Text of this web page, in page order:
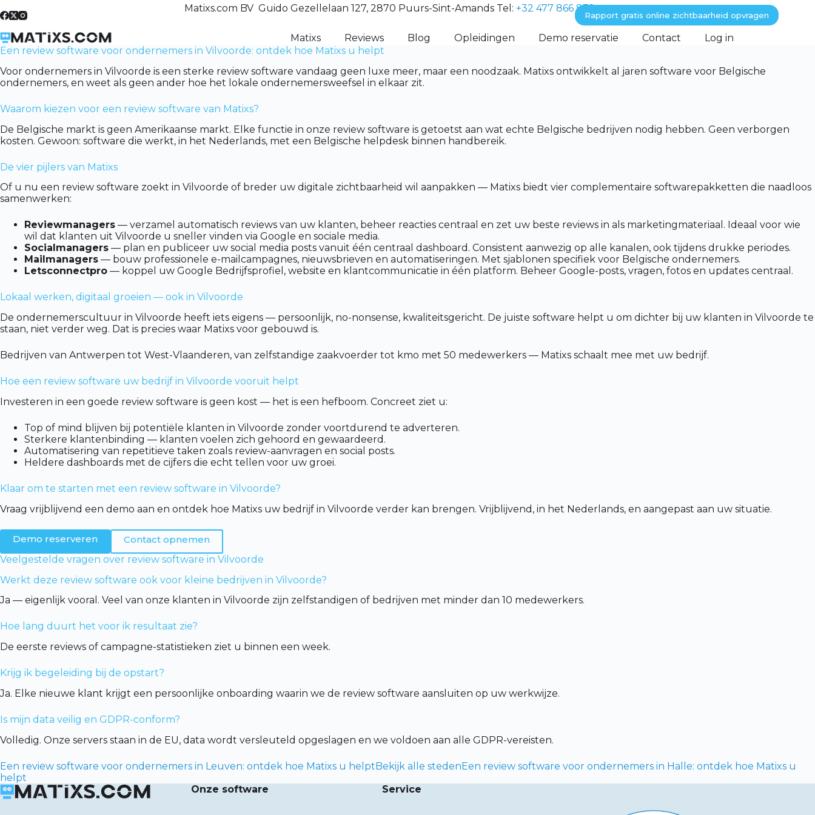
to
Matixs.com BV Guido Gezellelaan 127, 2870 Puurs-Sint-Amands Tel: +32 477 866 872
Rapport gratis online zichtbaarheid opvragen
Matixs Reviews Blog Opleidingen Demo reservatie Contact
Log in
Een review software voor ondernemers in Vilvoorde: ontdek hoe Matixs u helpt
Voor ondernemers in Vilvoorde is een sterke review software vandaag geen luxe meer, maar een noodzaak. Matixs ontwikkelt al jaren software voor Belgische
ondernemers, en weet als geen ander hoe het lokale ondernemersweefsel in elkaar zit.
Waarom kiezen voor een review software van Matixs?
De Belgische markt is geen Amerikaanse markt. Elke functie in onze review software is getoetst aan wat echte Belgische bedrijven nodig hebben. Geen verborgen
kosten. Gewoon: software die werkt, in het Nederlands, met een Belgische helpdesk binnen handbereik.
De vier pijlers van Matixs
Of u nu een review software zoekt in Vilvoorde of breder uw digitale zichtbaarheid wil aanpakken — Matixs biedt vier complementaire softwarepakketten die naadloos
samenwerken:
Reviewmanagers — verzamel automatisch reviews van uw klanten, beheer reacties centraal en zet uw beste reviews in als marketingmateriaal. Ideaal voor wie
wil dat klanten uit Vilvoorde u sneller vinden via Google en sociale media.
Socialmanagers — plan en publiceer uw social media posts vanuit één centraal dashboard. Consistent aanwezig op alle kanalen, ook tijdens drukke periodes.
Mailmanagers — bouw professionele e-mailcampagnes, nieuwsbrieven en automatiseringen. Met sjablonen specifiek voor Belgische ondernemers.
Letsconnectpro — koppel uw Google Bedrijfsprofiel, website en klantcommunicatie in één platform. Beheer Google-posts, vragen, fotos en updates centraal.
Lokaal werken, digitaal groeien — ook in Vilvoorde
De ondernemerscultuur in Vilvoorde heeft iets eigens — persoonlijk, no-nonsense, kwaliteitsgericht. De juiste software helpt u om dichter bij uw klanten in Vilvoorde te
staan, niet verder weg. Dat is precies waar Matixs voor gebouwd is.
Bedrijven van Antwerpen tot West-Vlaanderen, van zelfstandige zaakvoerder tot kmo met 50 medewerkers — Matixs schaalt mee met uw bedrijf.
Hoe een review software uw bedrijf in Vilvoorde vooruit helpt
Investeren in een goede review software is geen kost — het is een hefboom. Concreet ziet u:
Top of mind blijven bij potentiële klanten in Vilvoorde zonder voortdurend te adverteren.
Sterkere klantenbinding — klanten voelen zich gehoord en gewaardeerd.
Automatisering van repetitieve taken zoals review-aanvragen en social posts.
Heldere dashboards met de cijfers die echt tellen voor uw groei.
Klaar om te starten met een review software in Vilvoorde?
Vraag vrijblijvend een demo aan en ontdek hoe Matixs uw bedrijf in Vilvoorde verder kan brengen. Vrijblijvend, in het Nederlands, en aangepast aan uw situatie.
Demo reserveren
Contact opnemen
Veelgestelde vragen over review software in Vilvoorde
Werkt deze review software ook voor kleine bedrijven in Vilvoorde?
Ja — eigenlijk vooral. Veel van onze klanten in Vilvoorde zijn zelfstandigen of bedrijven met minder dan 10 medewerkers.
Hoe lang duurt het voor ik resultaat zie?
De eerste reviews of campagne-statistieken ziet u binnen een week.
Krijg ik begeleiding bij de opstart?
Ja. Elke nieuwe klant krijgt een persoonlijke onboarding waarin we de review software aansluiten op uw werkwijze.
Is mijn data veilig en GDPR-conform?
Volledig. Onze servers staan in de EU, data wordt versleuteld opgeslagen en we voldoen aan alle GDPR-vereisten.
Een review software voor ondernemers in Leuven: ontdek hoe Matixs u helptBekijk alle stedenEen review software voor ondernemers in Halle: ontdek hoe Matixs u
helpt
Onze software
Service